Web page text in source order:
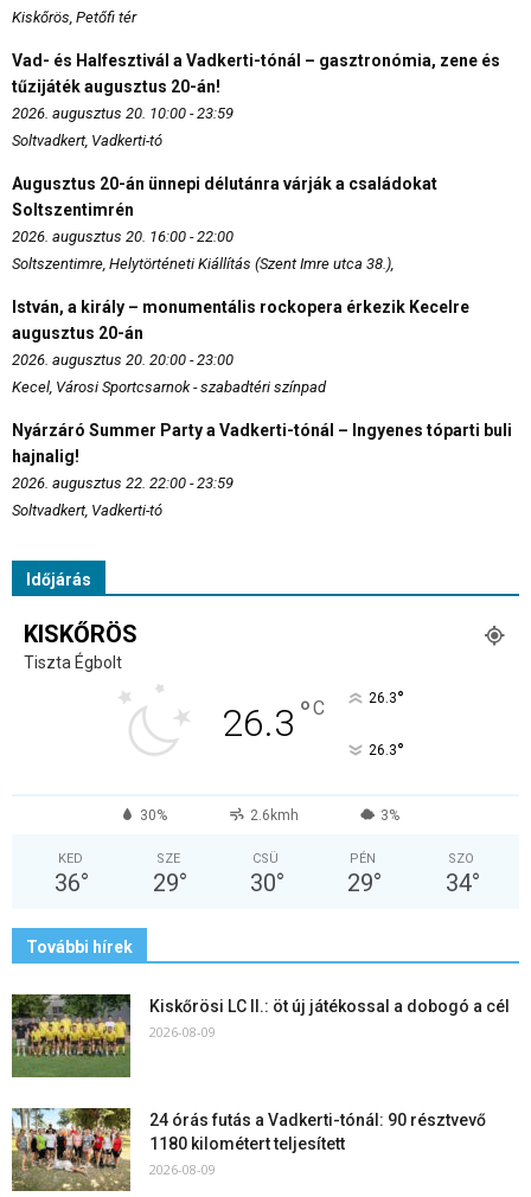
Kiskőrös, Petőfi tér
Vad- és Halfesztivál a Vadkerti-tónál – gasztronómia, zene és
tűzijáték augusztus 20-án!
2026. augusztus 20. 10:00 - 23:59
Soltvadkert, Vadkerti-tó
Augusztus 20-án ünnepi délutánra várják a családokat
Soltszentimrén
2026. augusztus 20. 16:00 - 22:00
Soltszentimre, Helytörténeti Kiállítás (Szent Imre utca 38.),
István, a király – monumentális rockopera érkezik Kecelre
augusztus 20-án
2026. augusztus 20. 20:00 - 23:00
Kecel, Városi Sportcsarnok - szabadtéri színpad
Nyárzáró Summer Party a Vadkerti-tónál – Ingyenes tóparti buli
hajnalig!
2026. augusztus 22. 22:00 - 23:59
Soltvadkert, Vadkerti-tó
Időjárás
KISKŐRÖS
Tiszta Égbolt
26.3 °C 26.3°
26.3°
30% 2.6kmh 3%
KED
36°
SZE
29°
CSÜ
30°
PÉN
29°
SZO
34°
További hírek
Kiskőrösi LC II.: öt új játékossal a dobogó a cél
2026-08-09
24 órás futás a Vadkerti-tónál: 90 résztvevő
1180 kilométert teljesített
2026-08-09